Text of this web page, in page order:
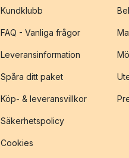
Kundklubb
FAQ - Vanliga frågor
Leveransinformation
Spåra ditt paket
Köp- & leveransvillkor
Säkerhetspolicy
Cookies